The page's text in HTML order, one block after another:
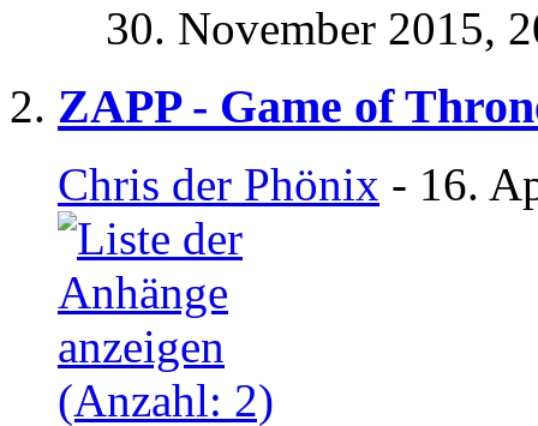
30. November 2015,
ZAPP - Game of
Chris der Phönix - 16.